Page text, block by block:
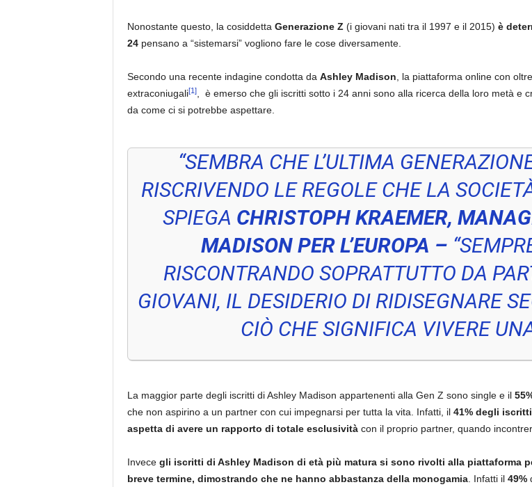
Nonostante questo, la cosiddetta Generazione Z (i giovani nati tra il 1997 e il 2015) è
24pensano a “sistemarsi” vogliono fare le cose diversamente.
Secondo una recente indagine condotta da Ashley Madison , la piattaforma online con
extraconiugali[1], è emerso che gli iscritti sotto i 24 anni sono alla ricerca della loro metà e
da come ci si potrebbe aspettare.
“SEMBRA CHE L’ULTIMA
RISCRIVENDO LE REGOLE CHE LA
SPIEGA CHRISTOPH KRAEMER,
MADISON PER L’EUROPA –
RISCONTRANDO SOPRATTUTTO DA
GIOVANI, IL DESIDERIO DI RIDISEGNARE
CIÒ CHE SIGNIFICA VIVERE
La maggior parte degli iscritti di Ashley Madison appartenenti alla Gen Z sono single e il
che non aspirino a un partner con cui impegnarsi per tutta la vita. Infatti, il 41% degli
aspetta di avere un rapporto di totale esclusivitàcon il proprio partner, quando
Invece gli iscritti di Ashley Madison di età più matura si sono rivolti alla piattaforma
breve termine, dimostrando che ne hanno abbastanza della monogamia. Infatti il 49%